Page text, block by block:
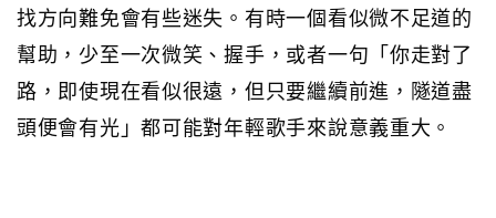
找方向難免會有些迷失。有時一個看似微不足道的
幫助，少至一次微笑、握手，或者一句「你走對了
路，即使現在看似很遠，但只要繼續前進，隧道盡
頭便會有光」都可能對年輕歌手來說意義重大。